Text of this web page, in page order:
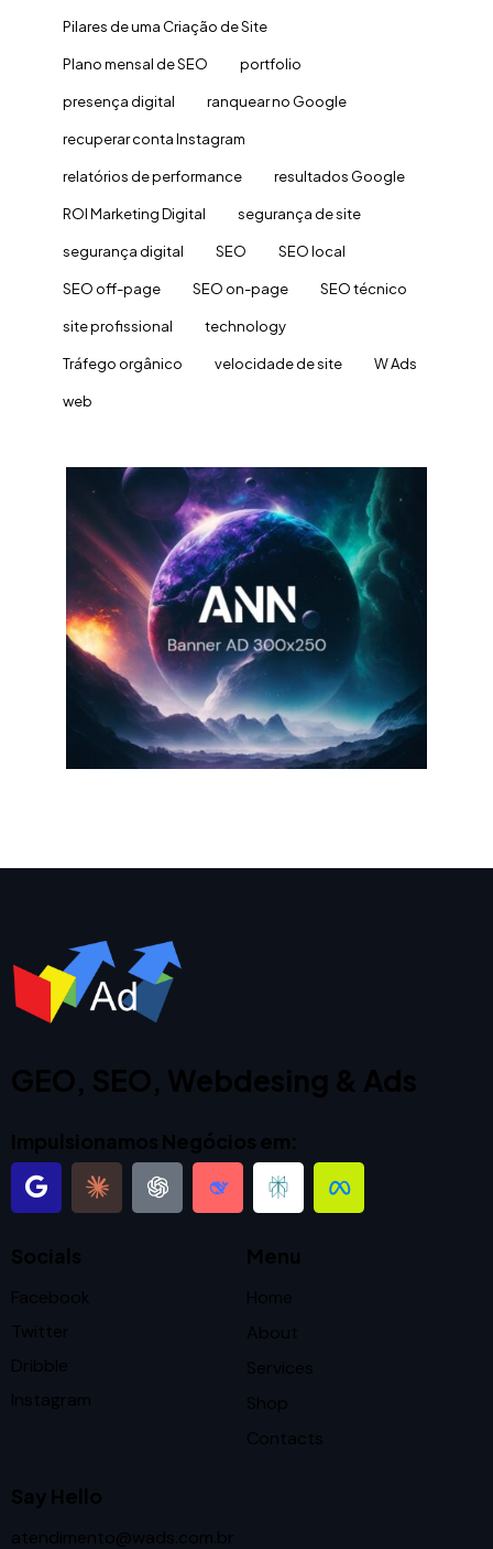
Pilares de uma Criação de Site
Plano mensal de SEO portfolio
presença digital ranquear no Google
recuperar conta Instagram
relatórios de performance resultados Google
ROI Marketing Digital segurança de site
segurança digital SEO SEO local
SEO off-page SEO on-page SEO técnico
site profissional technology
Tráfego orgânico velocidade de site W Ads
web
GEO, SEO, Webdesing & Ads
Impulsionamos Negócios em:
Socials
Facebook
Twitter
Dribble
Instagram
Menu
Home
About
Services
Shop
Contacts
Say Hello
atendimento@wads.com.br